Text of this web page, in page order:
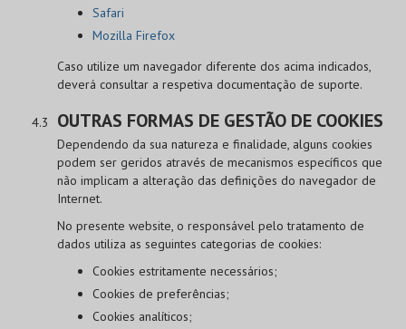
Safari
Mozilla Firefox
Caso utilize um navegador diferente dos acima indicados,
deverá consultar a respetiva documentação de suporte.
OUTRAS FORMAS DE GESTÃO DE COOKIES
Dependendo da sua natureza e finalidade, alguns cookies
podem ser geridos através de mecanismos específicos que
não implicam a alteração das definições do navegador de
Internet.
No presente website, o responsável pelo tratamento de
dados utiliza as seguintes categorias de cookies:
Cookies estritamente necessários;
Cookies de preferências;
Cookies analíticos;